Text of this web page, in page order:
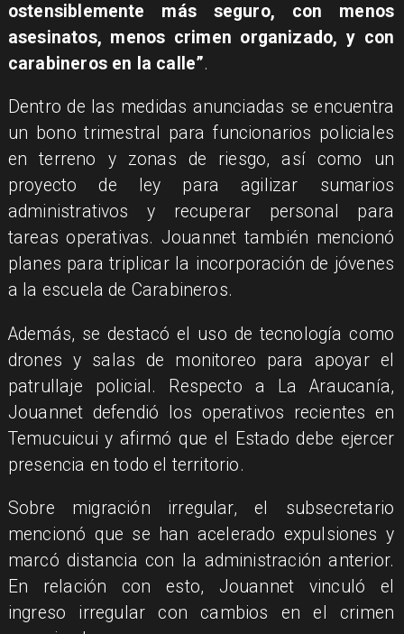
ostensiblemente más seguro, con menos
asesinatos, menos crimen organizado, y con
carabineros en la calle”.
Dentro de las medidas anunciadas se encuentra
un bono trimestral para funcionarios policiales
en terreno y zonas de riesgo, así como un
proyecto de ley para agilizar sumarios
administrativos y recuperar personal para
tareas operativas. Jouannet también mencionó
planes para triplicar la incorporación de jóvenes
a la escuela de Carabineros.
Además, se destacó el uso de tecnología como
drones y salas de monitoreo para apoyar el
patrullaje policial. Respecto a La Araucanía,
Jouannet defendió los operativos recientes en
Temucuicui y afirmó que el Estado debe ejercer
presencia en todo el territorio.
Sobre migración irregular, el subsecretario
mencionó que se han acelerado expulsiones y
marcó distancia con la administración anterior.
En relación con esto, Jouannet vinculó el
ingreso irregular con cambios en el crimen